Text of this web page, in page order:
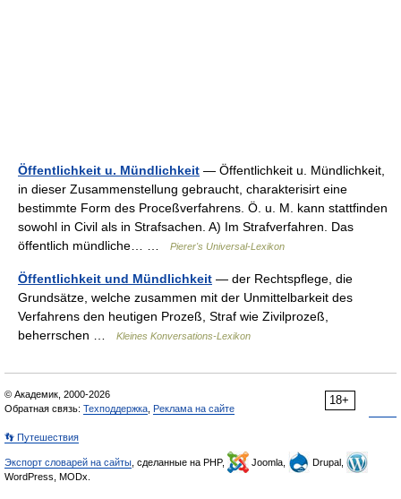
Öffentlichkeit u. Mündlichkeit — Öffentlichkeit u. Mündlichkeit,
in dieser Zusammenstellung gebraucht, charakterisirt eine
bestimmte Form des Proceßverfahrens. Ö. u. M. kann stattfinden
sowohl in Civil als in Strafsachen. A) Im Strafverfahren. Das
öffentlich mündliche… …
Pierer's Universal-Lexikon
Öffentlichkeit und Mündlichkeit — der Rechtspflege, die
Grundsätze, welche zusammen mit der Unmittelbarkeit des
Verfahrens den heutigen Prozeß, Straf wie Zivilprozeß,
beherrschen …
Kleines Konversations-Lexikon
18+
© Академик, 2000-2026
Обратная связь: Техподдержка Реклама на сайте
👣 Путешествия
Экспорт словарей на сайты , сделанные на PHP, Joomla,
Drupal,
WordPress, MODx.